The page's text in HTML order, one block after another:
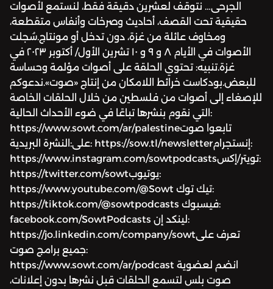
الجرحى… نتوقف لعشرين دقيقة فقط، لنستمع لأصوات
حقيقية تحت القصف، أحاديث وصرخات وأنفاس متقطعة،
ومخاوف عائلة من غزة، دون تدخل أو مونتاج.سُجلت
الأصوات في الأيام ٨ و ٩ و ١٠ تشرين الأول/ أكتوبر ٢٠٢٣ في
غزة.تنبيه: تحتوي الحلقة على أصوات مؤلمة وحساسة
للبعض.بودكاست خرائط اللامكان من إنتاج «صوت».ندعوكم
للإصغاء إلى أصوات من فلسطين من خلال الحلقات الخاصة
التي نقوم بنشرها تباعًا في ضوء الأحداث الحالية:
https://www.sowt.com/ar/palestineتابعوا صوت
على:النشرة البريدية: https://sow.tl/newsletterإنستجرام:
https://www.instagram.com/sowtpodcastsتويتر/إكس:
https://twitter.com/sowtيوتيوب:
https://www.youtube.com/@Sowt تيك توك:
https://tiktok.com/@sowtpodcasts فيسبوك:
facebook.com/SowtPodcasts لينكد إن:
https://jo.linkedin.com/company/sowtتعرف على
جميع برامج صوت:
https://www.sowt.com/ar/podcast انضم لعضوية
صوت بلس لتسمع الحلقات قبل نشرها بدون إعلانات،